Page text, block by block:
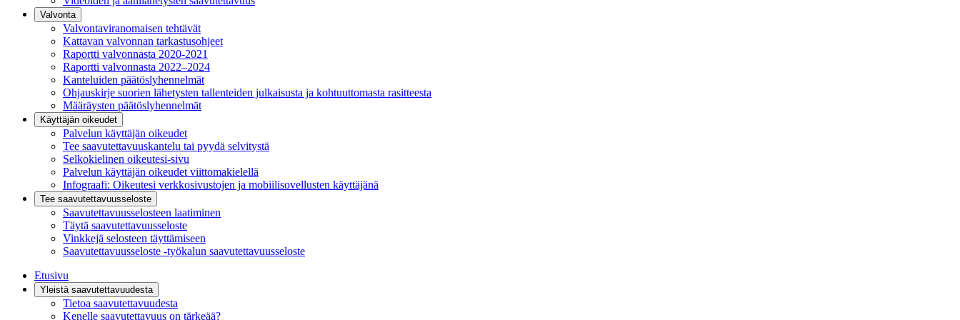
Valvonta
Valvontaviranomaisen tehtävät
Kattavan valvonnan tarkastusohjeet
Raportti valvonnasta 2020-2021
Raportti valvonnasta 2022–2024
Kanteluiden päätöslyhennelmät
Ohjauskirje suorien lähetysten tallenteiden julkaisusta ja kohtuuttomasta rasitteesta
Määräysten päätöslyhennelmät
Käyttäjän oikeudet
Palvelun käyttäjän oikeudet
Tee saavutettavuuskantelu tai pyydä selvitystä
Selkokielinen oikeutesi-sivu
Palvelun käyttäjän oikeudet viittomakielellä
Infograafi: Oikeutesi verkkosivustojen ja mobiilisovellusten käyttäjänä
Tee saavutettavuusseloste
Saavutettavuus­selosteen laatiminen
Täytä saavutettavuusseloste
Vinkkejä selosteen täyttämiseen
Saavutettavuusseloste -työkalun saavutettavuusseloste
Etusivu
Yleistä saavutettavuudesta
Tietoa saavutettavuudesta
Kenelle saavutettavuus on tärkeää?